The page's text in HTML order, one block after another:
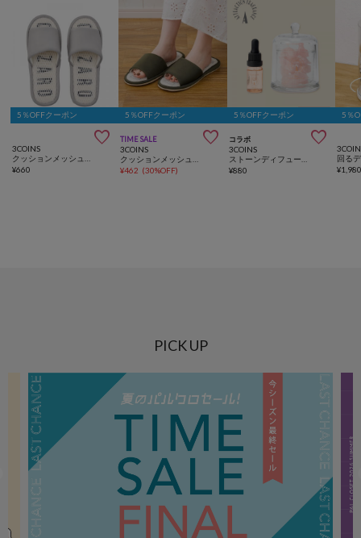
5％OFFクーポン

3COINS
¥660
5％OFFクーポン
TIME SALE 
3COINS
¥462 (30%OFF)
5％OFFクーポン
コラボ 
3COINS
¥880
5％
¥
PICK UP